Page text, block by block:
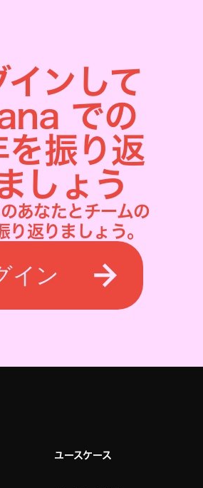
インして
での
を振り返
しょう
あなたとチームの
り返りましょう。
イン
ユースケース